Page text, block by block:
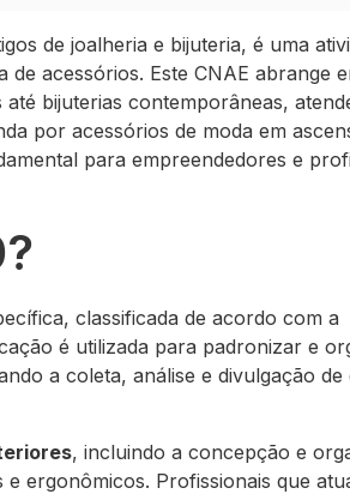
de joalheria e bijuteria, é uma
acessórios. Este CNAE abrange
bijuterias contemporâneas,
por acessórios de moda em
para empreendedores e
classificada de acordo com a
é utilizada para padronizar e
a coleta, análise e divulgação de
, incluindo a concepção e
ergonômicos. Profissionais que